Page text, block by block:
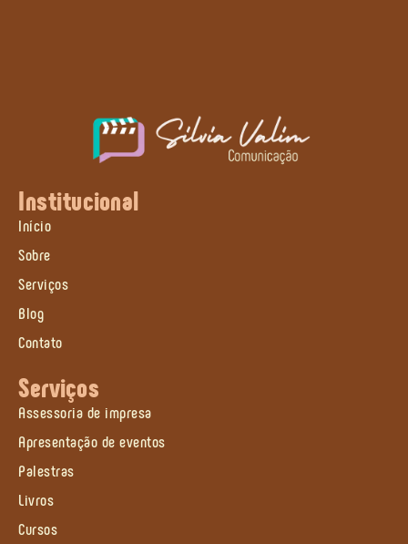
Institucional
Início
Sobre
Serviços
Blog
Contato
Serviços
Assessoria de impresa
Apresentação de eventos
Palestras
Livros
Cursos